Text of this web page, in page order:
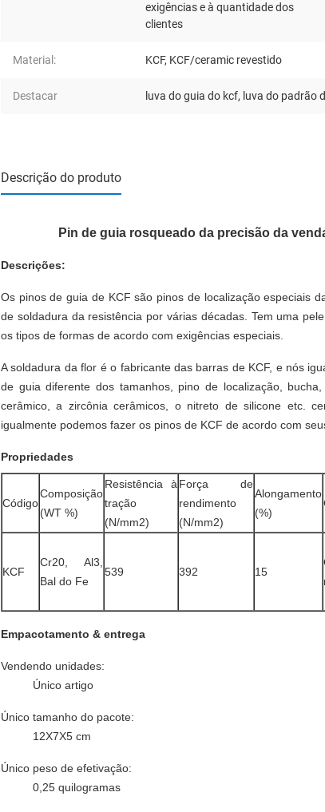
exigências e à quantidade dos
clientes
Material: KCF, KCF/ceramic revestido
Destacar luva do guia do kcf, luva do padrão
Descrição do produto
Pin de guia rosqueado da precisão da
Descrições:
Os pinos de guia de KCF são pinos de localização especiais
de soldadura da resistência por várias décadas. Tem uma
os tipos de formas de acordo com exigências especiais.
A soldadura da flor é o fabricante das barras de KCF, e nós
de guia diferente dos tamanhos, pino de localização,
cerâmico, a zircônia cerâmicos, o nitreto de silicone etc.
igualmente podemos fazer os pinos de KCF de acordo com
Propriedades
Código
Composição
(WT %)
Resistência à
tração
(N/mm2)
Força de
rendimento
(N/mm2)
Alongamento
(%)
KCF
Cr20, Al3,
Bal do Fe
539 392 15
Empacotamento & entrega
Vendendo unidades:
Único artigo
Único tamanho do pacote:
12X7X5 cm
Único peso de efetivação:
0,25 quilogramas